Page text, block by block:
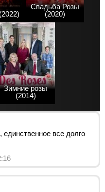
Свадьба Розы
(2020)
Зимние розы
(2014)
все долго